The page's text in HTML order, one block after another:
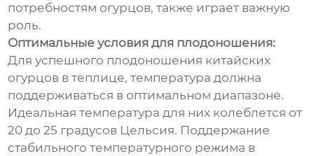
потребностям огурцов, также играет важную
роль.
Оптимальные условия для плодоношения:
Для успешного плодоношения китайских
огурцов в теплице, температура должна
поддерживаться в оптимальном диапазоне.
Идеальная температура для них колеблется от
20 до 25 градусов Цельсия. Поддержание
стабильного температурного режима в